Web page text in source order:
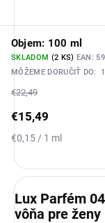
Objem: 100 ml
SKLADOM (2 KS) EAN:
MÔŽEME DORUČIŤ DO:
€22,49
€15,49
Jednotková
€0,15 / 1 ml
Lux Parfém
vôňa pre ženy